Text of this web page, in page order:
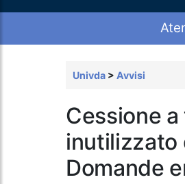
Univda > Avvisi
Cessione
inutilizzato
Domande